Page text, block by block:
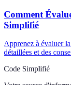
Comment
Simplifié
Apprenez à évaluer
détaillées et des
Code Simplifié